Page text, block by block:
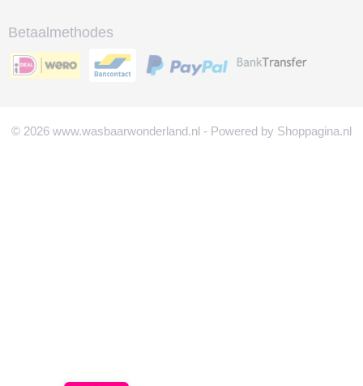
Betaalmethodes
© 2026 www.wasbaarwonderland.nl - Powered by Shoppagina.nl